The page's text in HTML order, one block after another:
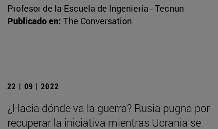
Profesor de la Escuela de Ingeniería - Tecnun
Publicado en: The Conversation
22 | 09 | 2022
¿Hacia dónde va la guerra? Rusia pugna por
recuperar la iniciativa mientras Ucrania se